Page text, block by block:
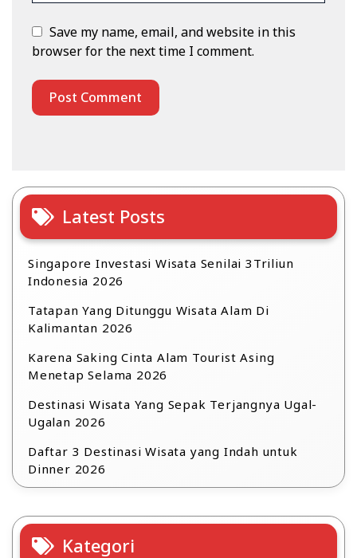
Save my name, email, and website in this
browser for the next time I comment.
Latest Posts
Singapore Investasi Wisata Senilai 3Triliun
Indonesia 2026
Tatapan Yang Ditunggu Wisata Alam Di
Kalimantan 2026
Karena Saking Cinta Alam Tourist Asing
Menetap Selama 2026
Destinasi Wisata Yang Sepak Terjangnya Ugal-
Ugalan 2026
Daftar 3 Destinasi Wisata yang Indah untuk
Dinner 2026
Kategori